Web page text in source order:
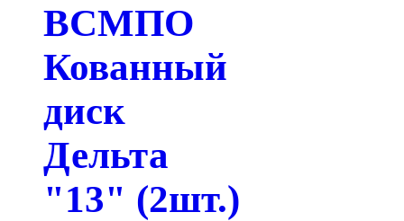
ВСМПО
Кованный
диск
Дельта
"13" (2шт.)